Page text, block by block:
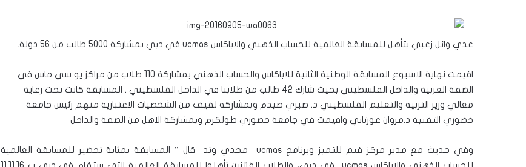
عدي وائل زعبي يتأهل للمسابقة العالمية للحساب الذهبي والاباكاس ucmas في دبي بمشاركة 5000 طالب من 56 دولة.
اقيمت نهاية الاسبوع المسابقة الوطنية الثانية للاباكاس والحساب الذهني بمشاركة 110 طلاب من مراكز يو سي ماس في
الضفة الغربية والداخل الفلسطيني بحيث شارك 42 طالب من طلابنا في الداخل الفلسطيني . المسابقة كانت تحت رعاية
معالي وزير التربية والتعليم الفلسطيني د. صبري صيدم وبمشاركة لفيف من الشخصيات الاعتبارية منهم رئيس جامعة
خضوري التقنية د.مروان عورتاني واقيمت في جامعة خضوري طولكرم وبمشاركة الاهل من الضفة والداخل
وفي حديث مع مدير مركز قيم للتميز وبرنامج ucmas مجدي وتد قال ” المسابقة بمثابة تحضير للمسابقة العالمية